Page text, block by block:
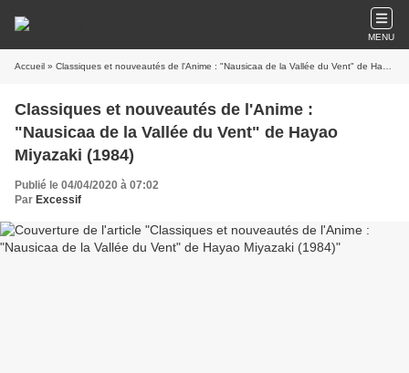
MENU
Accueil » Classiques et nouveautés de l'Anime : "Nausicaa de la Vallée du Vent" de Hayao Miyazaki (1984)
Classiques et nouveautés de l'Anime :
"Nausicaa de la Vallée du Vent" de Hayao
Miyazaki (1984)
Publié le 04/04/2020 à 07:02
Par Excessif